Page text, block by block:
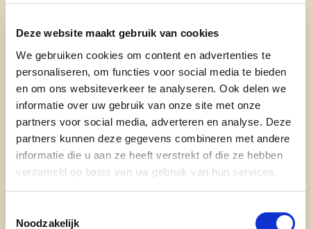
Deze website maakt gebruik van cookies
We gebruiken cookies om content en advertenties te
personaliseren, om functies voor social media te bieden
en om ons websiteverkeer te analyseren. Ook delen we
informatie over uw gebruik van onze site met onze
partners voor social media, adverteren en analyse. Deze
partners kunnen deze gegevens combineren met andere
informatie die u aan ze heeft verstrekt of die ze hebben
verzameld op basis van uw gebruik van hun services.
Noodzakelijk
Woonplaats- Sint-Niklaas
Ik ben Marijke De Beelde
Ik ben op pensioen na 41 jaar in een ziekenhuis te
hebben gewerkt als laborante. (Instaan voor de
bereidingen zoals chemo, parenterale voeding,
magistrale bereidingen en bereidingen voor de
pijn.)
Momenteel werk ik in een rusthuis als vrijwilliger.
stad: